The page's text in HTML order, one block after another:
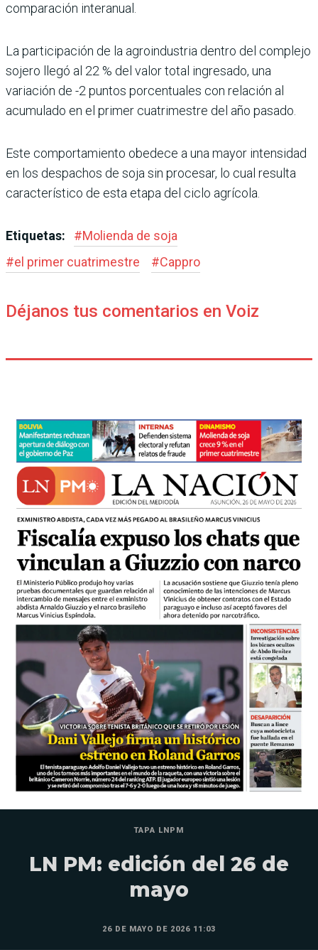
comparación inte­ranual.
La participación de la agroin­dustria dentro del complejo
sojero llegó al 22 % del valor total ingresado, una
variación de -2 puntos porcentuales con relación al
acumulado en el primer cuatrimestre del año pasado.
Este comportamiento obe­dece a una mayor intensi­dad
en los despachos de soja sin procesar, lo cual resulta
característico de esta etapa del ciclo agrícola.
Etiquetas: #Molienda de soja
#el primer cuatrimestre #Cappro
Déjanos tus comentarios en Voiz
TAPA LNPM
LN PM: edición del 26 de
mayo
26 DE MAYO DE 2026 11:03